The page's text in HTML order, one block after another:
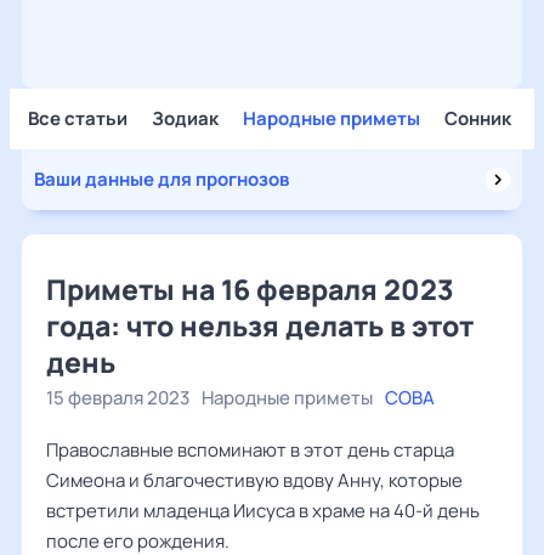
Все статьи Зодиак Народные приметы Сонник
Ваши данные для прогнозов
Приметы на 16 февраля 2023
года: что нельзя делать в этот
день
15 февраля 2023 Народные приметы СОВА
Православные вспоминают в этот день старца
Симеона и благочестивую вдову Анну, которые
встретили младенца Иисуса в храме на 40-й день
после его рождения.